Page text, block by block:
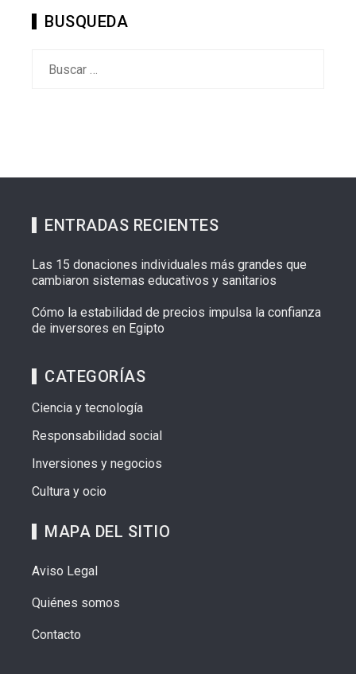
BUSQUEDA
ENTRADAS RECIENTES
Las 15 donaciones individuales más grandes que
cambiaron sistemas educativos y sanitarios
Cómo la estabilidad de precios impulsa la confianza
de inversores en Egipto
CATEGORÍAS
Ciencia y tecnología
Responsabilidad social
Inversiones y negocios
Cultura y ocio
MAPA DEL SITIO
Aviso Legal
Quiénes somos
Contacto